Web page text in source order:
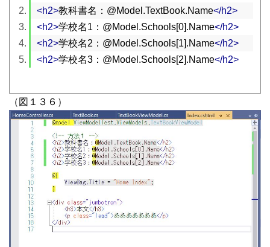
<h2>教科書名：@Model.TextBook.Name</h2>
<h2>学校名1：@Model.Schools[0].Name</h2>
<h2>学校名2：@Model.Schools[1].Name</h2>
<h2>学校名3：@Model.Schools[2].Name</h2>
（図１３６）